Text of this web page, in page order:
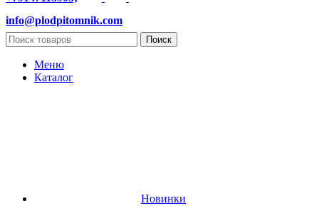
info@plodpitomnik.com
Поиск
Меню
Каталог
Новинки